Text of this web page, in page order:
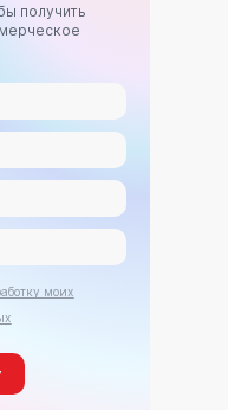
получить
моих